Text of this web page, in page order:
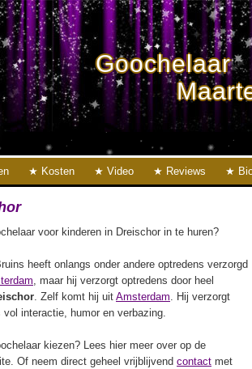
Goochelaar
Kosten Video Reviews
voor kinderen in Dreischor in te huren?
heeft onlangs onder andere optredens verzorgd
, maar hij verzorgt optredens door heel
. Zelf komt hij uit Amsterdam. Hij verzorgt
interactie, humor en verbazing.
kiezen? Lees hier meer over op de
Of neem direct geheel vrijblijvend contact met